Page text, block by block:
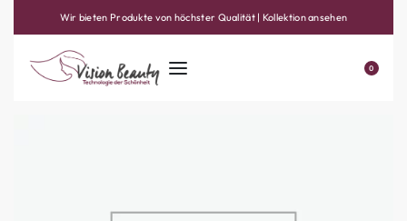
Wir bieten Produkte von höchster Qualität | Kollektion ansehen
0